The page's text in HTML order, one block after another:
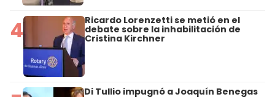
4 Ricardo Lorenzetti se metió en el
debate sobre la inhabilitación de
Cristina Kirchner
Di Tullio impugnó a Joaquín Benegas